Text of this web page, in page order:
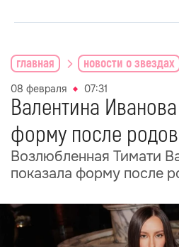
главная новости о звездах
08 февраля 07:31
Валентина
форму после родов
Возлюбленная Тимати
показала форму после